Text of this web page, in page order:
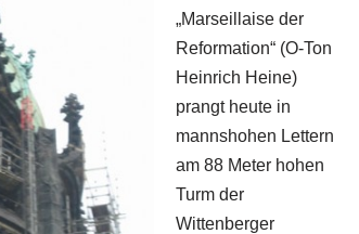
„Marseillaise der
Reformation“ (O-Ton
Heinrich Heine)
prangt heute in
mannshohen Lettern
am 88 Meter hohen
Turm der
Wittenberger